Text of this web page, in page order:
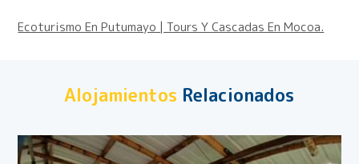
Ecoturismo En Putumayo | Tours Y Cascadas En Mocoa.
Alojamientos Relacionados